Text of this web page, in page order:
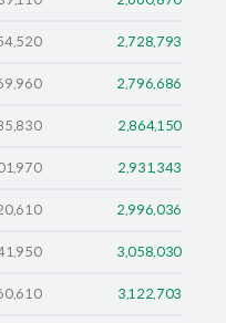
2,728,793
2,796,686
2,864,150
2,931,343
2,996,036
3,058,030
3,122,703